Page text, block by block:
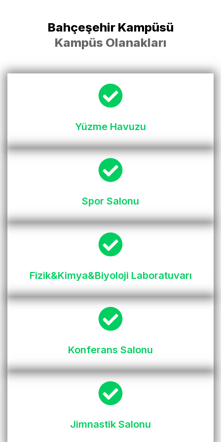
Bahçeşehir Kampüsü
Kampüs Olanakları
Yüzme Havuzu
Spor Salonu
Fizik&Kimya&Biyoloji Laboratuvarı
Konferans Salonu
Jimnastik Salonu